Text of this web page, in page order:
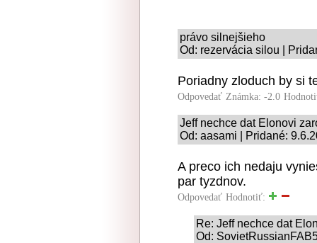
právo silnejšieho
Od: rezervácia silou |
Poriadny zloduch by si
Odpovedať Známka: -2.0
Jeff nechce dat Elonovi
Od: aasami | Pridané:
A preco ich nedaju
par tyzdnov.
Odpovedať Hodnotiť:
Re: Jeff nechce dat
Od: